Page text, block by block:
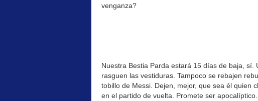
venganza?
Nuestra Bestia Parda estará 15 días de baja,
rasguen las vestiduras. Tampoco se rebajen
tobillo de Messi. Dejen, mejor, que sea él quien
en el partido de vuelta. Promete ser apocalíptico.